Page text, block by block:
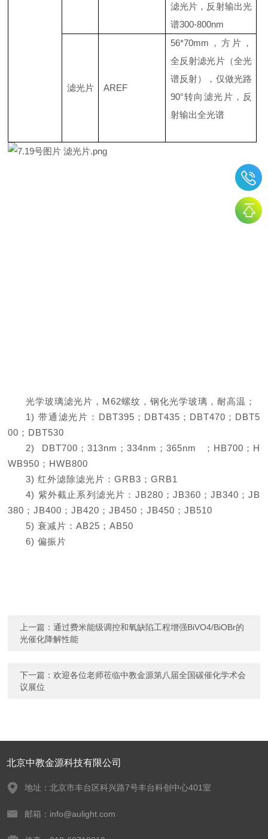
滤光片，反射输出光
谱300-800nm
滤光片 AREF
56*70mm，方片，
全反射滤光片（全光
谱反射），仅做光路
90°转向滤光片，反
射输出全光谱
光学玻璃滤光片，M62螺纹，钢化光学玻璃，耐高温；
1) 带通滤光片：DBT395；DBT435；DBT470；DBT5
00；DBT530
2) DBT700；313nm；334nm；365nm ；HB700；H
WB950；HWB800
3) 红外滤除滤光片：GRB3；GRB1
4) 紫外截止系列滤光片：JB280；JB360；JB340；JB
380；JB400；JB420；JB450；JB450；JB510
5) 衰减片：AB25；AB50
6) 偏振片
上一篇：通过费米能级调控和氧缺陷工程增强BiVO4/BiOBr的
光催化降解性能
下一篇：欢迎各位老师莅临中教金源第八届全国碳催化学术会
议展位
北京中教金源科技有限公司
地址：北京市丰台区科兴路7号丰台科创中心401室
邮箱：info@aulight.com